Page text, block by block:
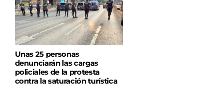
Unas 25 personas
denunciarán las cargas
policiales de la protesta
contra la saturación turística